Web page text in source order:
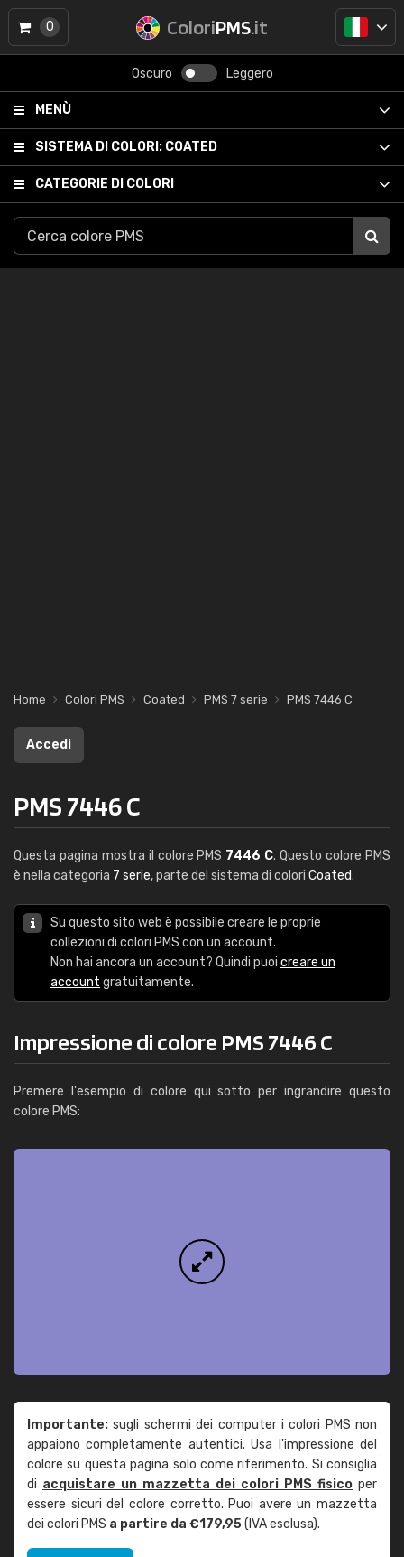
ColoriPMS.it
Oscuro Leggero
MENÙ
SISTEMA DI COLORI: COATED
CATEGORIE DI COLORI
0
Home Colori PMS Coated PMS 7 serie PMS 7446 C
Accedi
PMS 7446 C
Questa pagina mostra il colore PMS 7446 C. Questo colore PMS
è nella categoria 7 serie, parte del sistema di colori Coated.
Su questo sito web è possibile creare le proprie
collezioni di colori PMS con un account.
Non hai ancora un account? Quindi puoi creare un
account gratuitamente.
Impressione di colore PMS 7446 C
Premere l'esempio di colore qui sotto per ingrandire questo
colore PMS:
Importante: sugli schermi dei computer i colori PMS non
appaiono completamente autentici. Usa l'impressione del
colore su questa pagina solo come riferimento. Si consiglia
di acquistare un mazzetta dei colori PMS fisico per
essere sicuri del colore corretto. Puoi avere un mazzetta
dei colori PMS a partire da €179,95(IVA esclusa).